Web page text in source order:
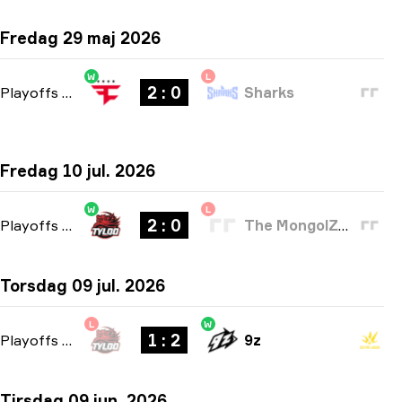
Fredag 29 maj 2026
Playoffs bo3
W
2 : 0
L
Sharks
Fredag 10 jul. 2026
Playoffs bo3
W
2 : 0
L
The MongolZ Academy
Torsdag 09 jul. 2026
Playoffs bo3
L
1 : 2
W
9z